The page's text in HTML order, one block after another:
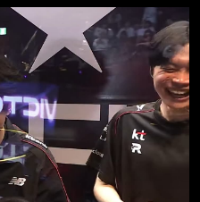
在笑 這是LCK打野菲艾最